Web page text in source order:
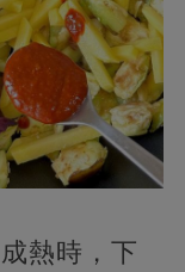
熱時，下